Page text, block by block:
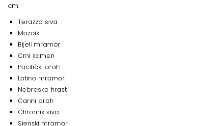
cm:
Terazzo siva
Mozaik
Bijeli mramor
Crni kamen
Pacifički orah
Latino mramor
Nebraska hrast
Carini orah
Chromix siva
Sienski mramor